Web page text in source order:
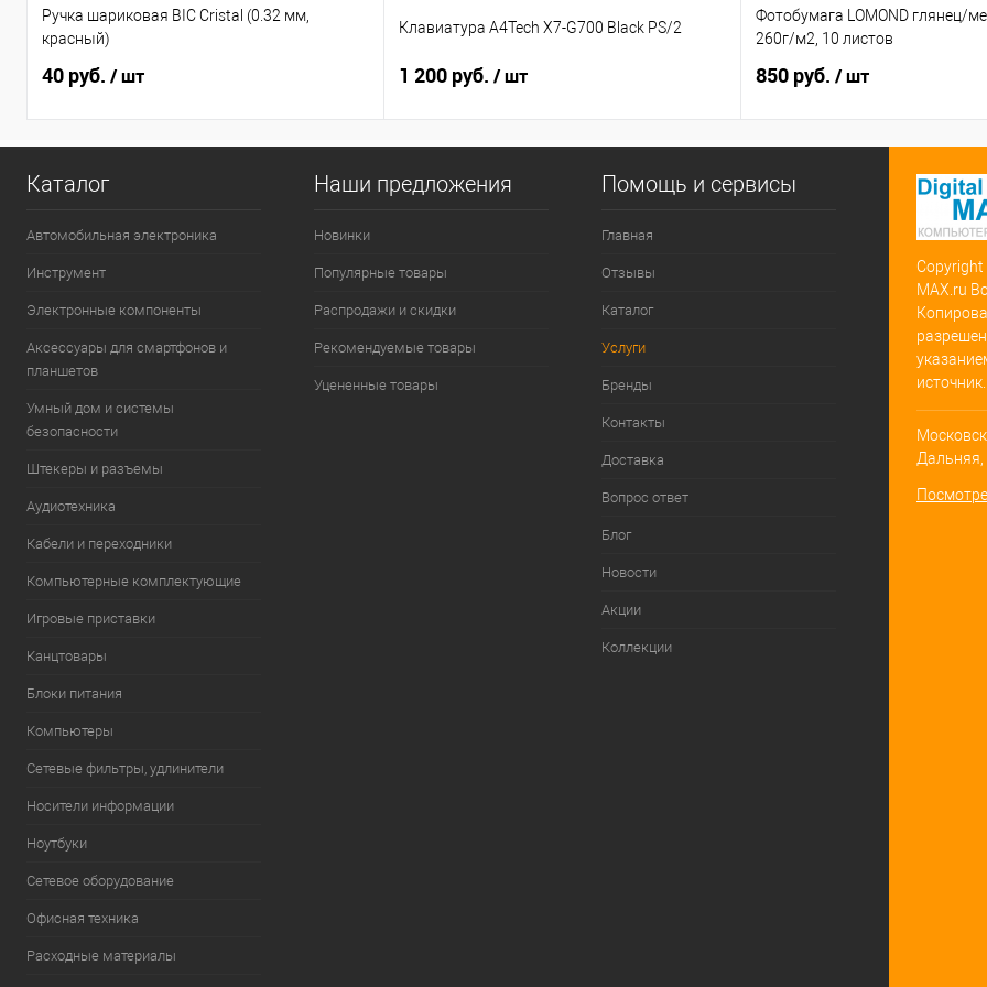
Ручка шариковая BIC Cristal (0.32 мм,
красный)
40 руб. / шт
Клавиатура A4Tech X7-G700 Black PS/2
1 200 руб. / шт
Фотобумага LOMOND глянец/
260г/м2, 10 листов
850 руб. / шт
Каталог
Автомобильная электроника
Инструмент
Электронные компоненты
Аксессуары для смартфонов и
планшетов
Умный дом и системы
безопасности
Штекеры и разъемы
Аудиотехника
Кабели и переходники
Компьютерные комплектующие
Игровые приставки
Канцтовары
Блоки питания
Компьютеры
Сетевые фильтры, удлинители
Носители информации
Ноутбуки
Сетевое оборудование
Офисная техника
Расходные материалы
Наши предложения
Новинки
Популярные товары
Распродажи и скидки
Рекомендуемые товары
Уцененные товары
Помощь и сервисы
Главная
Отзывы
Каталог
Услуги
Бренды
Контакты
Доставка
Вопрос ответ
Блог
Новости
Акции
Коллекции
MAX.ru
источник.
Дальняя,